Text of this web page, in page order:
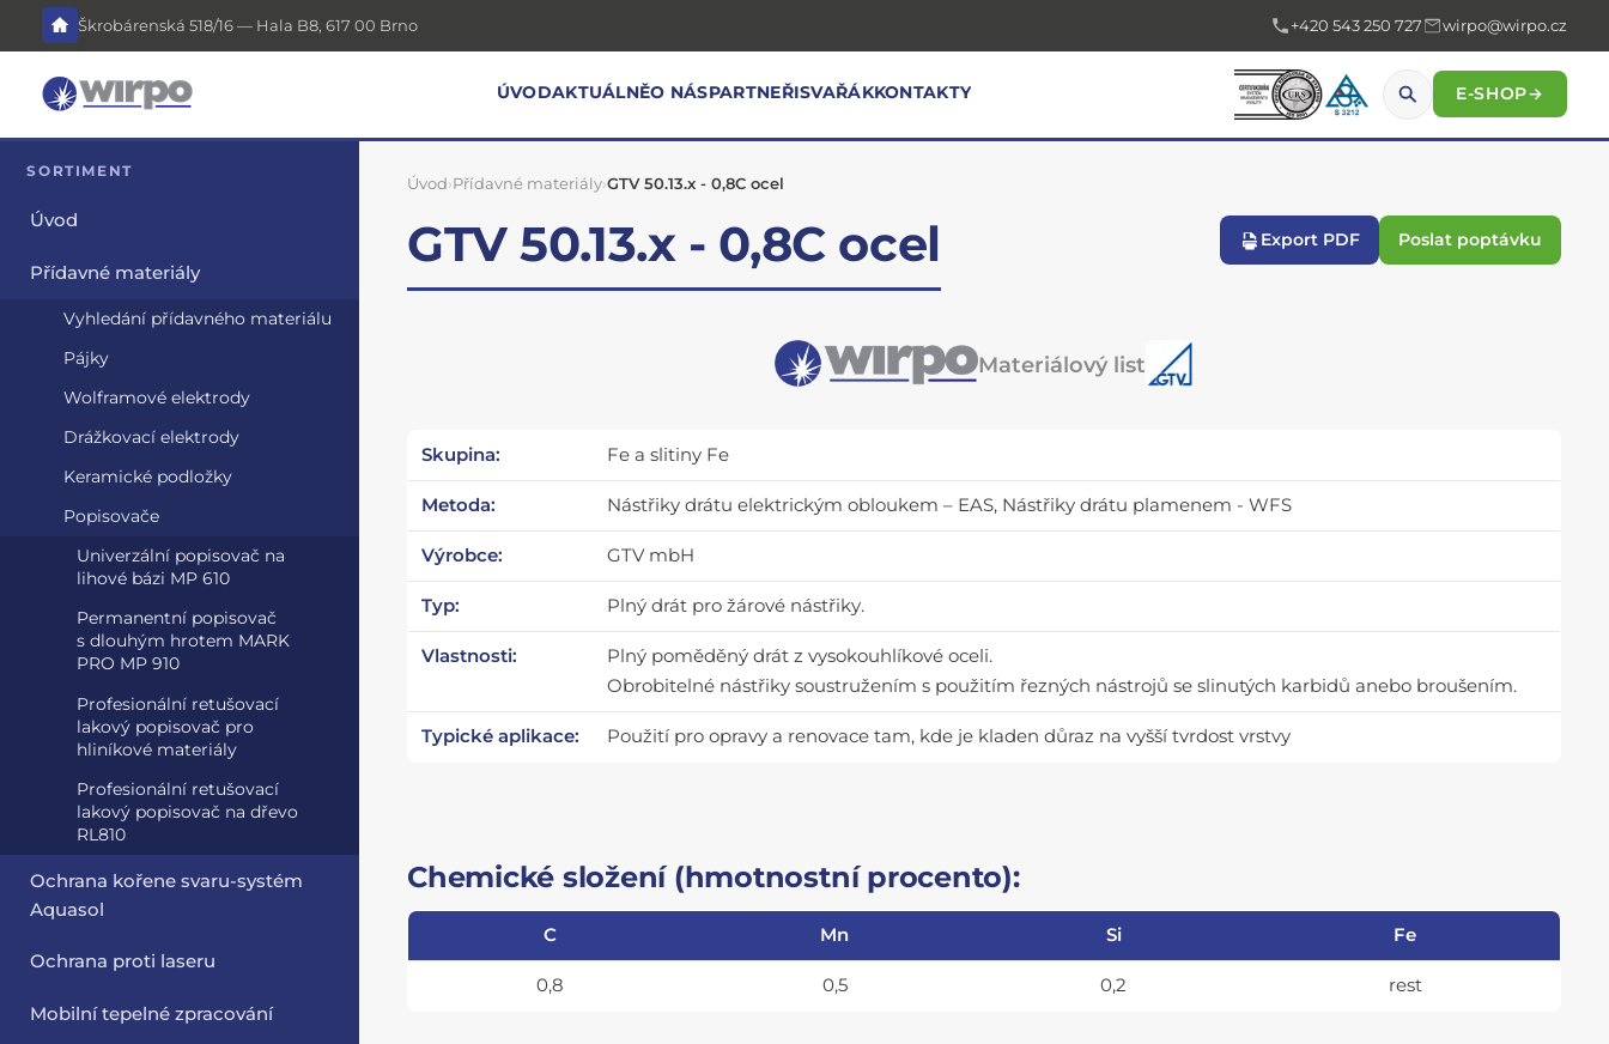
Škrobárenská 518/16 — Hala B8, 617 00 Brno +420 543 250 727 wirpo@wirpo.cz
ÚVODAKTUÁLNĚO NÁSPARTNEŘISVAŘÁKKONTAKTY E-SHOP→
SORTIMENT
Úvod
Přídavné materiály
Vyhledání přídavného materiálu
Pájky
Wolframové elektrody
Drážkovací elektrody
Keramické podložky
Popisovače
Univerzální popisovač na
lihové bázi MP 610
Permanentní popisovač
s dlouhým hrotem MARK
PRO MP 910
Profesionální retušovací
lakový popisovač pro
hliníkové materiály
Profesionální retušovací
lakový popisovač na dřevo
RL810
Ochrana kořene svaru-systém
Aquasol
Ochrana proti laseru
Mobilní tepelné zpracování
Úvod›Přídavné materiály›GTV 50.13.x - 0,8C ocel
GTV 50.13.x - 0,8C ocel Export PDF Poslat poptávku
Materiálový list
Skupina: Fe a slitiny Fe
Metoda: Nástřiky drátu elektrickým obloukem – EAS, Nástřiky drátu plamenem - WFS
Výrobce: GTV mbH
Typ: Plný drát pro žárové nástřiky.
Vlastnosti:
Plný poměděný drát z vysokouhlíkové oceli.
Obrobitelné nástřiky soustružením s použitím řezných nástrojů se slinutých karbidů anebo broušením.
Typické aplikace: Použití pro opravy a renovace tam, kde je kladen důraz na vyšší tvrdost vrstvy
Chemické složení (hmotnostní procento):
C Mn Si Fe
0,8 0,5 0,2 rest